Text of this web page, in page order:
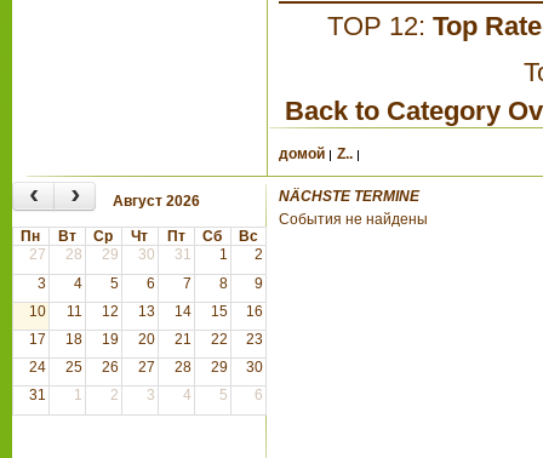
TOP 12: Top
Back to Category
домой Z..
‹ › Август 2026
Пн Вт Ср Чт Пт Сб
Вс
27
28 29 30 31 1
2
3
4 5 6 7 8
9
10
11 12 13 14 15
16
17
18 19 20 21 22
23
24
25 26 27 28 29
30
31
1 2 3 4 5 6
NÄCHSTE TERMINE
События не найдены